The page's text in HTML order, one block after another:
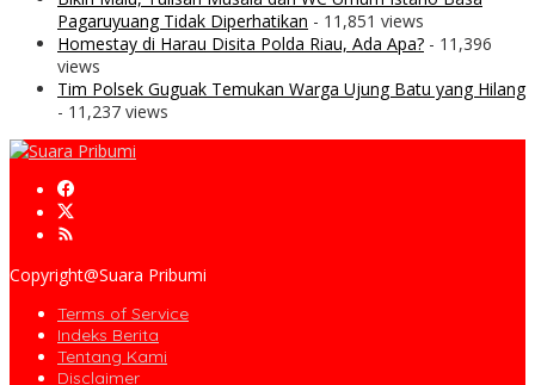
Pagaruyuang Tidak Diperhatikan - 11,851 views
Homestay di Harau Disita Polda Riau, Ada Apa? - 11,396
views
Tim Polsek Guguak Temukan Warga Ujung Batu yang Hilang
- 11,237 views
Copyright@Suara Pribumi
Terms of Service
Indeks Berita
Tentang Kami
Disclaimer